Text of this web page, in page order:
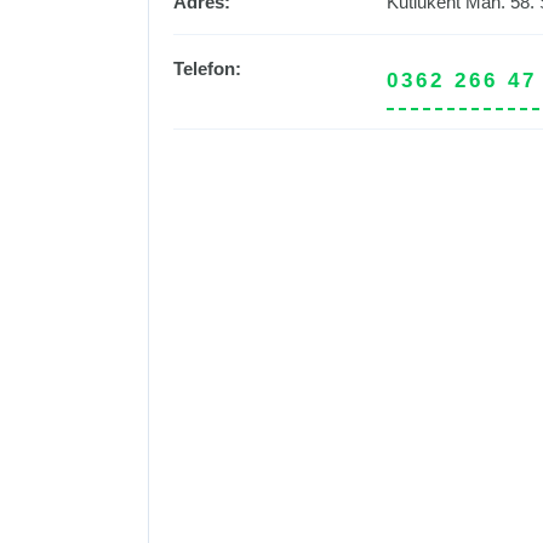
Telefon:
0362 266 47